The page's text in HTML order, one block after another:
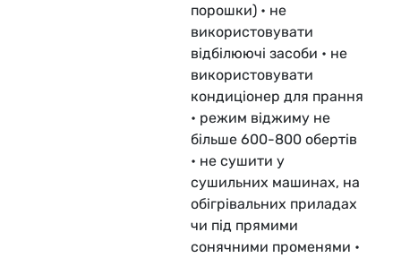
порошки) • не
використовувати
відбілюючі засоби • не
використовувати
кондиціонер для прання
• режим віджиму не
більше 600-800 обертів
• не сушити у
сушильних машинах, на
обігрівальних приладах
чи під прямими
сонячними променями •